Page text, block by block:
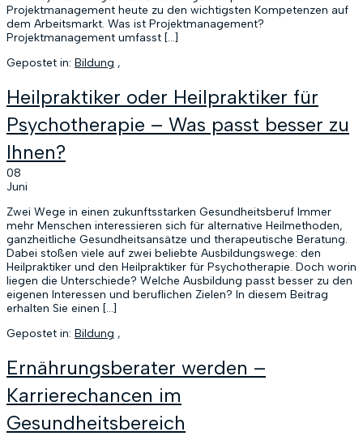
Projektmanagement heute zu den wichtigsten Kompetenzen auf
dem Arbeitsmarkt. Was ist Projektmanagement?
Projektmanagement umfasst […]
Gepostet in: Bildung ,
Heilpraktiker oder Heilpraktiker für
Psychotherapie – Was passt besser zu
Ihnen?
08
Juni
Zwei Wege in einen zukunftsstarken Gesundheitsberuf Immer
mehr Menschen interessieren sich für alternative Heilmethoden,
ganzheitliche Gesundheitsansätze und therapeutische Beratung.
Dabei stoßen viele auf zwei beliebte Ausbildungswege: den
Heilpraktiker und den Heilpraktiker für Psychotherapie. Doch worin
liegen die Unterschiede? Welche Ausbildung passt besser zu den
eigenen Interessen und beruflichen Zielen? In diesem Beitrag
erhalten Sie einen […]
Gepostet in: Bildung ,
Ernährungsberater werden –
Karrierechancen im
Gesundheitsbereich